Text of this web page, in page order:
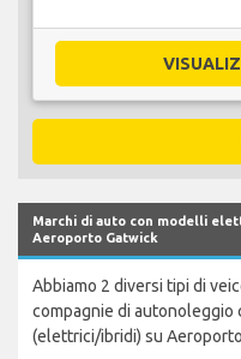
Marchi di auto con modelli
Aeroporto Gatwick
Abbiamo 2 diversi tipi di
compagnie di
(elettrici/ibridi) su